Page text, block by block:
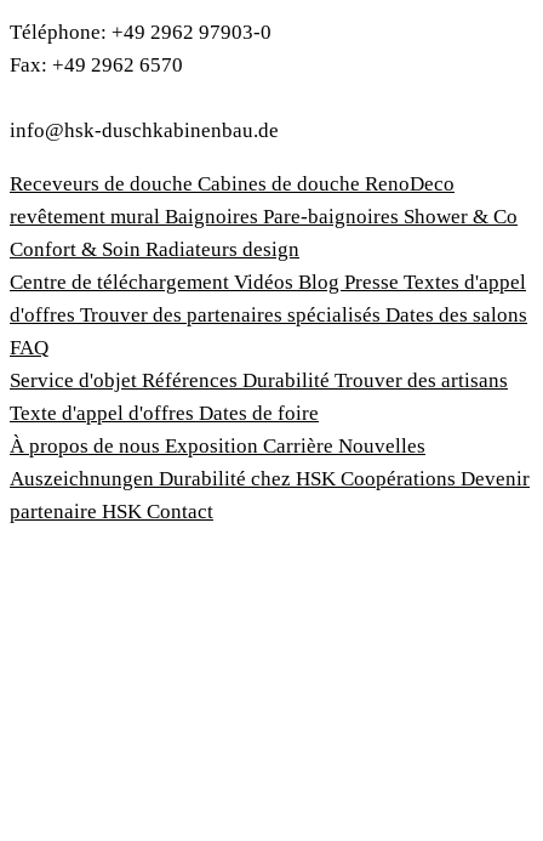
Téléphone: +49 2962 97903-0
Fax: +49 2962 6570
info@hsk-duschkabinenbau.de
Receveurs de douche Cabines de douche RenoDeco
revêtement mural Baignoires Pare-baignoires Shower & Co
Confort & Soin Radiateurs design
Centre de téléchargement Vidéos Blog Presse Textes d'appel
d'offres Trouver des partenaires spécialisés Dates des salons
FAQ
Service d'objet Références Durabilité Trouver des artisans
Texte d'appel d'offres Dates de foire
À propos de nous Exposition Carrière Nouvelles
Auszeichnungen Durabilité chez HSK Coopérations Devenir
partenaire HSK Contact